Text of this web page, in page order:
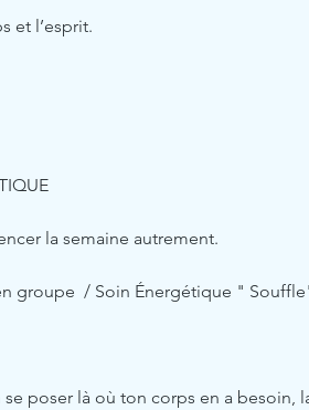
et l’esprit.
la semaine autrement.
groupe  / Soin Énergétique "
poser là où ton corps en a besoin,